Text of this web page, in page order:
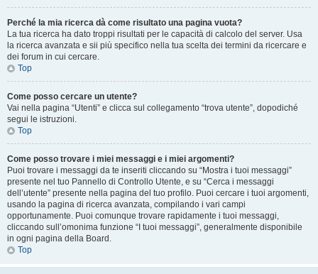
Perché la mia ricerca dà come risultato una pagina vuota?
La tua ricerca ha dato troppi risultati per le capacità di calcolo del server. Usa
la ricerca avanzata e sii più specifico nella tua scelta dei termini da ricercare e
dei forum in cui cercare.
Top
Come posso cercare un utente?
Vai nella pagina “Utenti” e clicca sul collegamento “trova utente”, dopodiché
segui le istruzioni.
Top
Come posso trovare i miei messaggi e i miei argomenti?
Puoi trovare i messaggi da te inseriti cliccando su “Mostra i tuoi messaggi”
presente nel tuo Pannello di Controllo Utente, e su “Cerca i messaggi
dell’utente” presente nella pagina del tuo profilo. Puoi cercare i tuoi argomenti,
usando la pagina di ricerca avanzata, compilando i vari campi
opportunamente. Puoi comunque trovare rapidamente i tuoi messaggi,
cliccando sull’omonima funzione “I tuoi messaggi”, generalmente disponibile
in ogni pagina della Board.
Top